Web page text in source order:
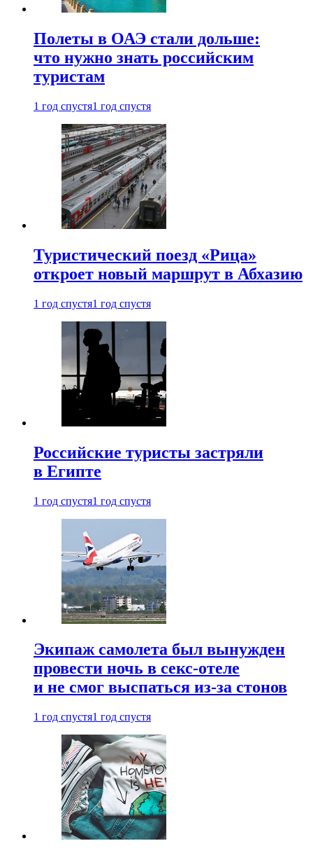
Полеты в ОАЭ стали дольше:
что нужно знать российским
туристам
1 год спустя1 год спустя
Туристический поезд «Рица»
откроет новый маршрут в Абхазию
1 год спустя1 год спустя
Российские туристы застряли
в Египте
1 год спустя1 год спустя
Экипаж самолета был вынужден
провести ночь в секс-отеле
и не смог выспаться из-за стонов
1 год спустя1 год спустя